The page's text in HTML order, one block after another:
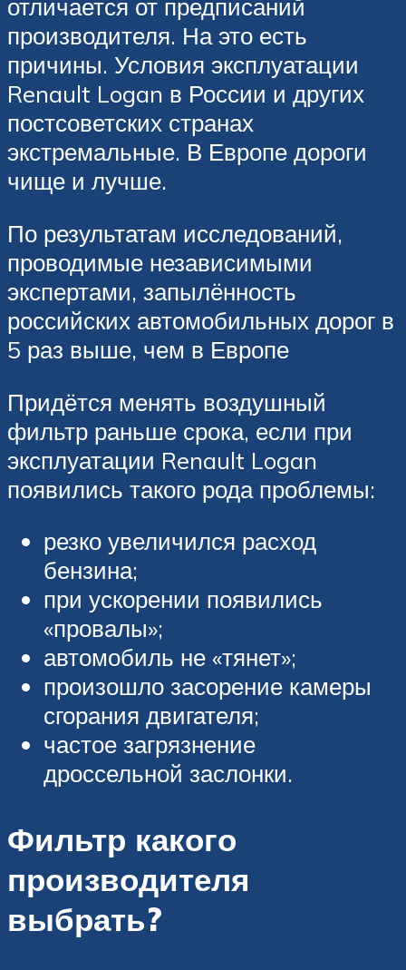
отличается от предписаний
производителя. На это есть
причины. Условия эксплуатации
Renault Logan в России и других
постсоветских странах
экстремальные. В Европе дороги
чище и лучше.
По результатам исследований,
проводимые независимыми
экспертами, запылённость
российских автомобильных дорог в
5 раз выше, чем в Европе
Придётся менять воздушный
фильтр раньше срока, если при
эксплуатации Renault Logan
появились такого рода проблемы:
резко увеличился расход
бензина;
при ускорении появились
«провалы»;
автомобиль не «тянет»;
произошло засорение камеры
сгорания двигателя;
частое загрязнение
дроссельной заслонки.
Фильтр какого
производителя
выбрать?